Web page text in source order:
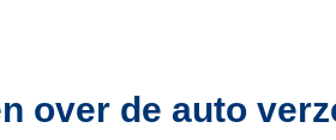
over de auto